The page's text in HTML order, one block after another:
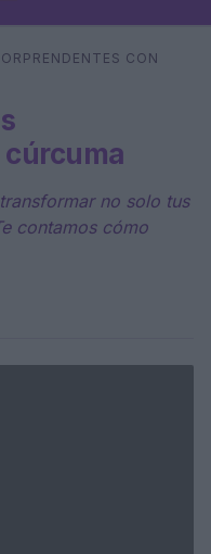
⌕
CON
no solo tus
contamos cómo